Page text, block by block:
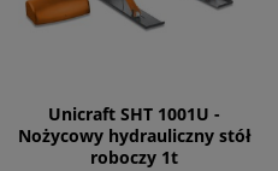
Unicraft SHT 1001U -
Nożycowy hydrauliczny stół
roboczy 1t